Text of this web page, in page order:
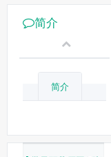
简介
简介